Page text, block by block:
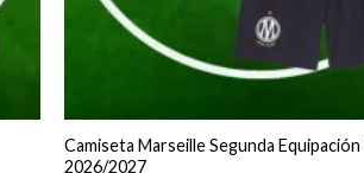
Camiseta Marseille Segunda
2026/2027